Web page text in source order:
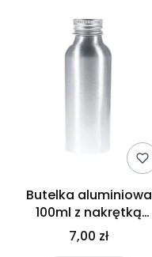
Butelka aluminiowa
100ml z nakrętką
aluminiową
7,00 zł